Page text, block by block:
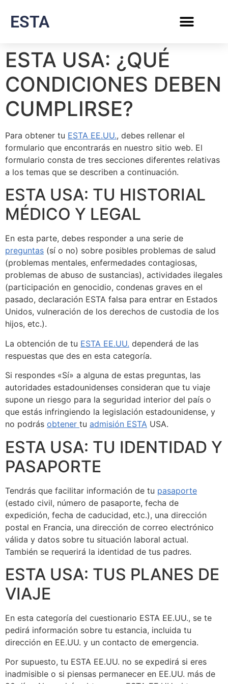
ESTA
ESTA USA: ¿QUÉ
CONDICIONES DEBEN
CUMPLIRSE?
Para obtener tu ESTA EE.UU., debes rellenar el
formulario que encontrarás en nuestro sitio web. El
formulario consta de tres secciones diferentes relativas
a los temas que se describen a continuación.
ESTA USA: TU HISTORIAL
MÉDICO Y LEGAL
En esta parte, debes responder a una serie de
preguntas (sí o no) sobre posibles problemas de salud
(problemas mentales, enfermedades contagiosas,
problemas de abuso de sustancias), actividades ilegales
(participación en genocidio, condenas graves en el
pasado, declaración ESTA falsa para entrar en Estados
Unidos, vulneración de los derechos de custodia de los
hijos, etc.).
La obtención de tu ESTA EE.UU. dependerá de las
respuestas que des en esta categoría.
Si respondes «Sí» a alguna de estas preguntas, las
autoridades estadounidenses consideran que tu viaje
supone un riesgo para la seguridad interior del país o
que estás infringiendo la legislación estadounidense, y
no podrás obtener tu admisión ESTA USA.
ESTA USA: TU IDENTIDAD Y
PASAPORTE
Tendrás que facilitar información de tu pasaporte
(estado civil, número de pasaporte, fecha de
expedición, fecha de caducidad, etc.), una dirección
postal en Francia, una dirección de correo electrónico
válida y datos sobre tu situación laboral actual.
También se requerirá la identidad de tus padres.
ESTA USA: TUS PLANES DE
VIAJE
En esta categoría del cuestionario ESTA EE.UU., se te
pedirá información sobre tu estancia, incluida tu
dirección en EE.UU. y un contacto de emergencia.
Por supuesto, tu ESTA EE.UU. no se expedirá si eres
inadmisible o si piensas permanecer en EE.UU. más de